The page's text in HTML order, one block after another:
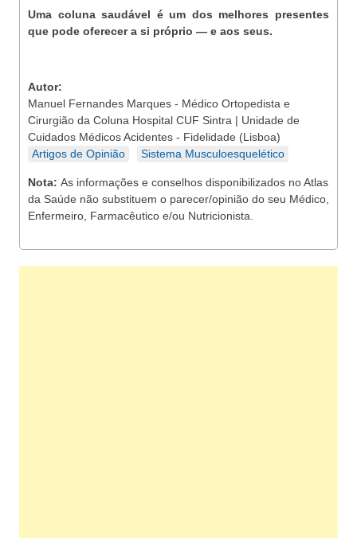
Uma coluna saudável é um dos melhores presentes
que pode oferecer a si próprio — e aos seus.
Autor:
Manuel Fernandes Marques - Médico Ortopedista e
Cirurgião da Coluna Hospital CUF Sintra | Unidade de
Cuidados Médicos Acidentes - Fidelidade (Lisboa)
Artigos de Opinião
Sistema Musculoesquelético
Nota: As informações e conselhos disponibilizados no Atlas
da Saúde não substituem o parecer/opinião do seu Médico,
Enfermeiro, Farmacêutico e/ou Nutricionista.